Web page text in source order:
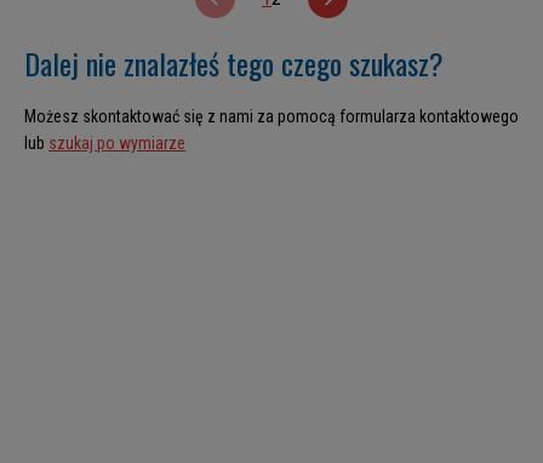
Dalej nie znalazłeś tego czego szukasz?
Możesz skontaktować się z nami za pomocą formularza kontaktowego
lub szukaj po wymiarze